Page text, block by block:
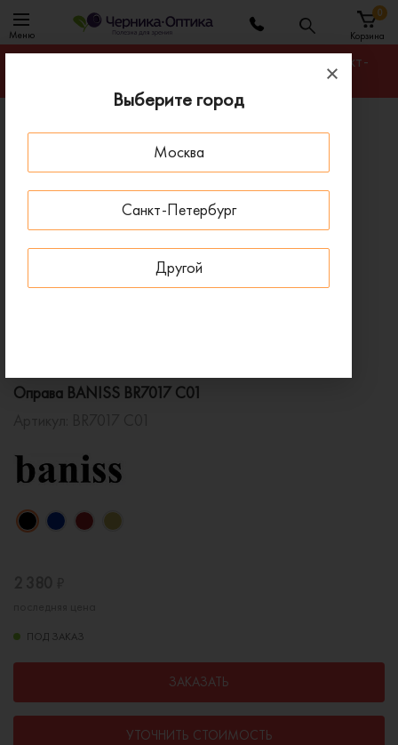
Выберите город
Москва
Санкт-Петербург
Другой
Меню Корзина
0
Гарантируем лучшую цену на любую оправу в Санкт-
Главная
Оправы для очков
Оправа BANISS BR7017 C01
Оправа BANISS BR7017 C01
ПОД ЗАКАЗ
ЗАКАЗАТЬ
УТОЧНИТЬ СТОИМОСТЬ
ПОД ЗАКАЗ